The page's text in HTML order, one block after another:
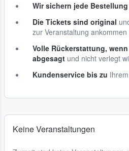
Wir sichern jede
Die Tickets sind original
zur Veranstaltung ankommen
Volle Rückerstattung,
abgesagt und nicht verlegt
Kundenservice bis zu
Keine Veranstaltungen